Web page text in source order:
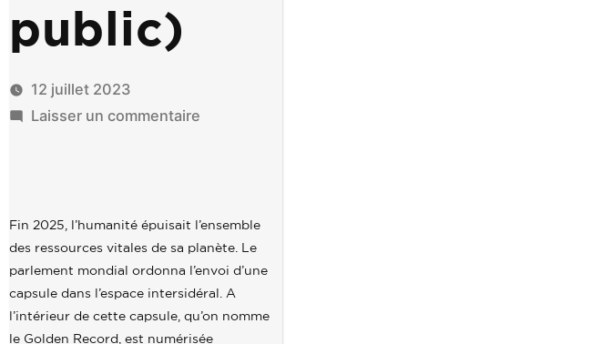
public)
12 juillet 2023
Laisser un commentaire
–
Héritage
(jeune
public)
Fin 2025, l’humanité épuisait l’ensemble
des ressources vitales de sa planète. Le
parlement mondial ordonna l’envoi d’une
capsule dans l’espace intersidéral. A
l’intérieur de cette capsule, qu’on nomme
le Golden Record, est numérisée